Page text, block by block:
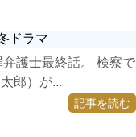
ドラマ
護士最終話。 検察で
郎）が...
記事を読む